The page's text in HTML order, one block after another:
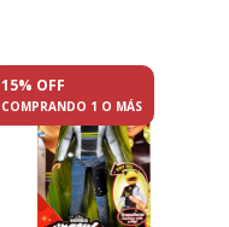
15% OFF
COMPRANDO 1 O MÁS